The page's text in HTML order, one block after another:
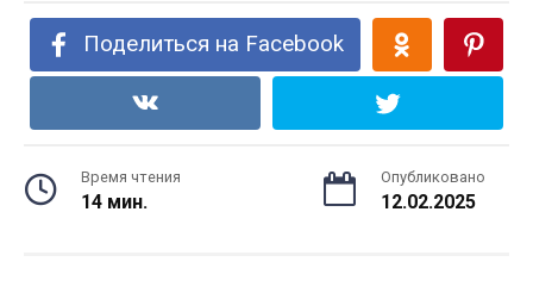
Поделиться на Facebook
Время чтения
14 мин.
Опубликовано
12.02.2025